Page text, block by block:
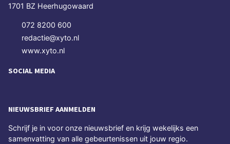
1701 BZ Heerhugowaard
072 8200 600
redactie@xyto.nl
www.xyto.nl
SOCIAL MEDIA
NIEUWSBRIEF AANMELDEN
Schrijf je in voor onze nieuwsbrief en krijg wekelijks een
samenvatting van alle gebeurtenissen uit jouw regio.